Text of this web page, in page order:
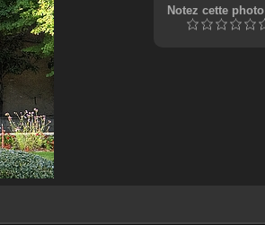
Notez cette photo